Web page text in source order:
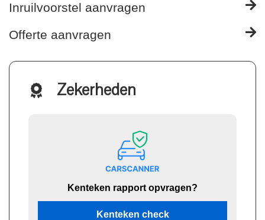
Inruilvoorstel aanvragen
Offerte aanvragen
Zekerheden
Kenteken rapport opvragen?
Kenteken check